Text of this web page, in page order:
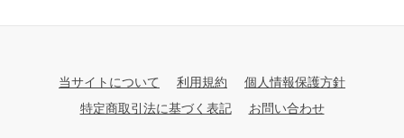
当サイトについて 利用規約
個人情報保護方針
特定商取引法に基づく表記
お問い合わせ